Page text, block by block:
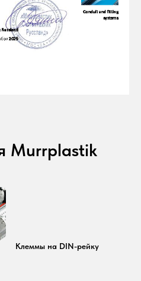
Murrplastik
Клеммы на DIN-рейку